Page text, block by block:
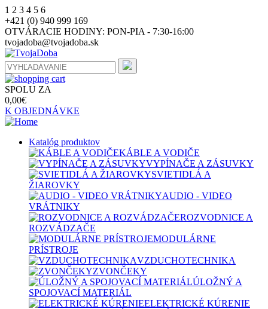
1 2 3 4 5 6
+421 (0) 940 999 169
OTVÁRACIE HODINY: PON-PIA - 7:30-16:00
tvojadoba@tvojadoba.sk
SPOLU ZA
0,00€
K OBJEDNÁVKE
Katalóg produktov
KÁBLE A VODIČE
VYPÍNAČE A ZÁSUVKY
SVIETIDLÁ A
ŽIAROVKY
AUDIO - VIDEO
VRÁTNIKY
ROZVODNICE A
ROZVÁDZAČE
MODULÁRNE
PRÍSTROJE
VZDUCHOTECHNIKA
ZVONČEKY
ÚLOŽNÝ A
SPOJOVACÍ MATERIÁL
ELEKTRICKÉ KÚRENIE